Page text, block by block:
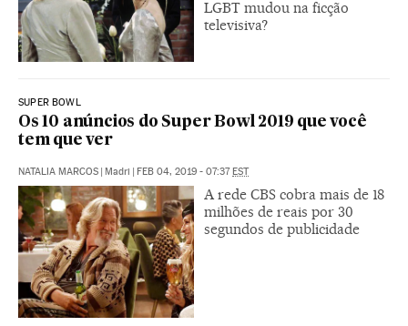
LGBT mudou na ficção
televisiva?
SUPER BOWL
Os 10 anúncios do Super Bowl 2019 que você
tem que ver
NATALIA MARCOS | Madri | FEB 04, 2019 - 07:37EST
A rede CBS cobra mais de 18
milhões de reais por 30
segundos de publicidade